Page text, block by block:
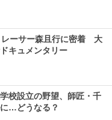
レーサー森且行に密着 大
キュメンタリー
校設立の野望、師匠・千
…どうなる？